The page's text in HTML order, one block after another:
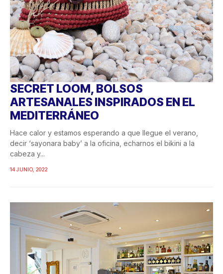
SECRET LOOM, BOLSOS
ARTESANALES INSPIRADOS EN EL
MEDITERRÁNEO
Hace calor y estamos esperando a que llegue el verano,
decir ‘sayonara baby’ a la oficina, echarnos el bikini a la
cabeza y...
14 JUNIO, 2022